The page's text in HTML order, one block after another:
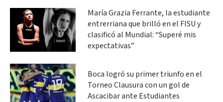
María Grazia Ferrante, la estudiante
entrerriana que brilló en el FISU y
clasificó al Mundial: “Superé mis
expectativas”
Boca logró su primer triunfo en el
Torneo Clausura con un gol de
Ascacibar ante Estudiantes